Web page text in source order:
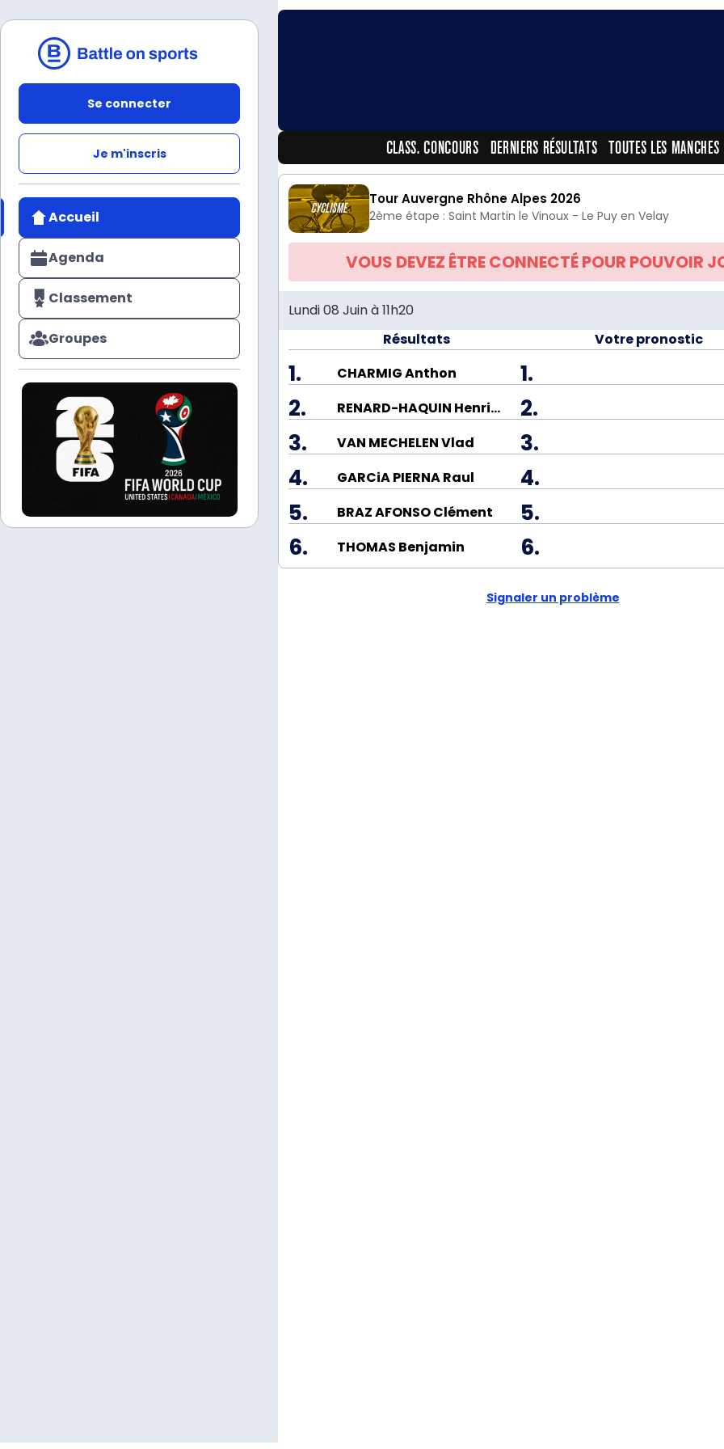
Se connecter
Je m'inscris
Accueil
Agenda
Classement
Groupes
CLASS. CONCOURS DERNIERS RÉSULTATS TOUTES LES MANCHES
Tour Auvergne Rhône Alpes 2026
2ème étape : Saint Martin le Vinoux - Le Puy en Velay
VOUS DEVEZ ÊTRE CONNECTÉ POUR POUVOIR
Lundi 08 Juin à 11h20
Résultats
Votre pronostic
1. CHARMIG Anthon 1.
2. RENARD-HAQUIN Henri-François 2.
3. VAN MECHELEN Vlad 3.
4. GARCiA PIERNA Raul 4.
5. BRAZ AFONSO Clément 5.
6. THOMAS Benjamin 6.
Signaler un problème